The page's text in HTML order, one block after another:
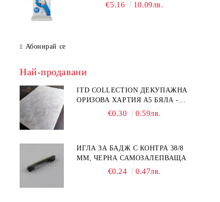
€5.16 10.09лв.
Абонирай се
Най-продавани
ITD COLLECTION ДЕКУПАЖНА
ОРИЗОВА ХАРТИЯ А5 БЯЛА -
€0.30 0.59лв.
ИГЛА ЗА БАДЖ С КОНТРА 38/8
ММ, ЧЕРНА САМОЗАЛЕПВАЩА
€0.24 0.47лв.